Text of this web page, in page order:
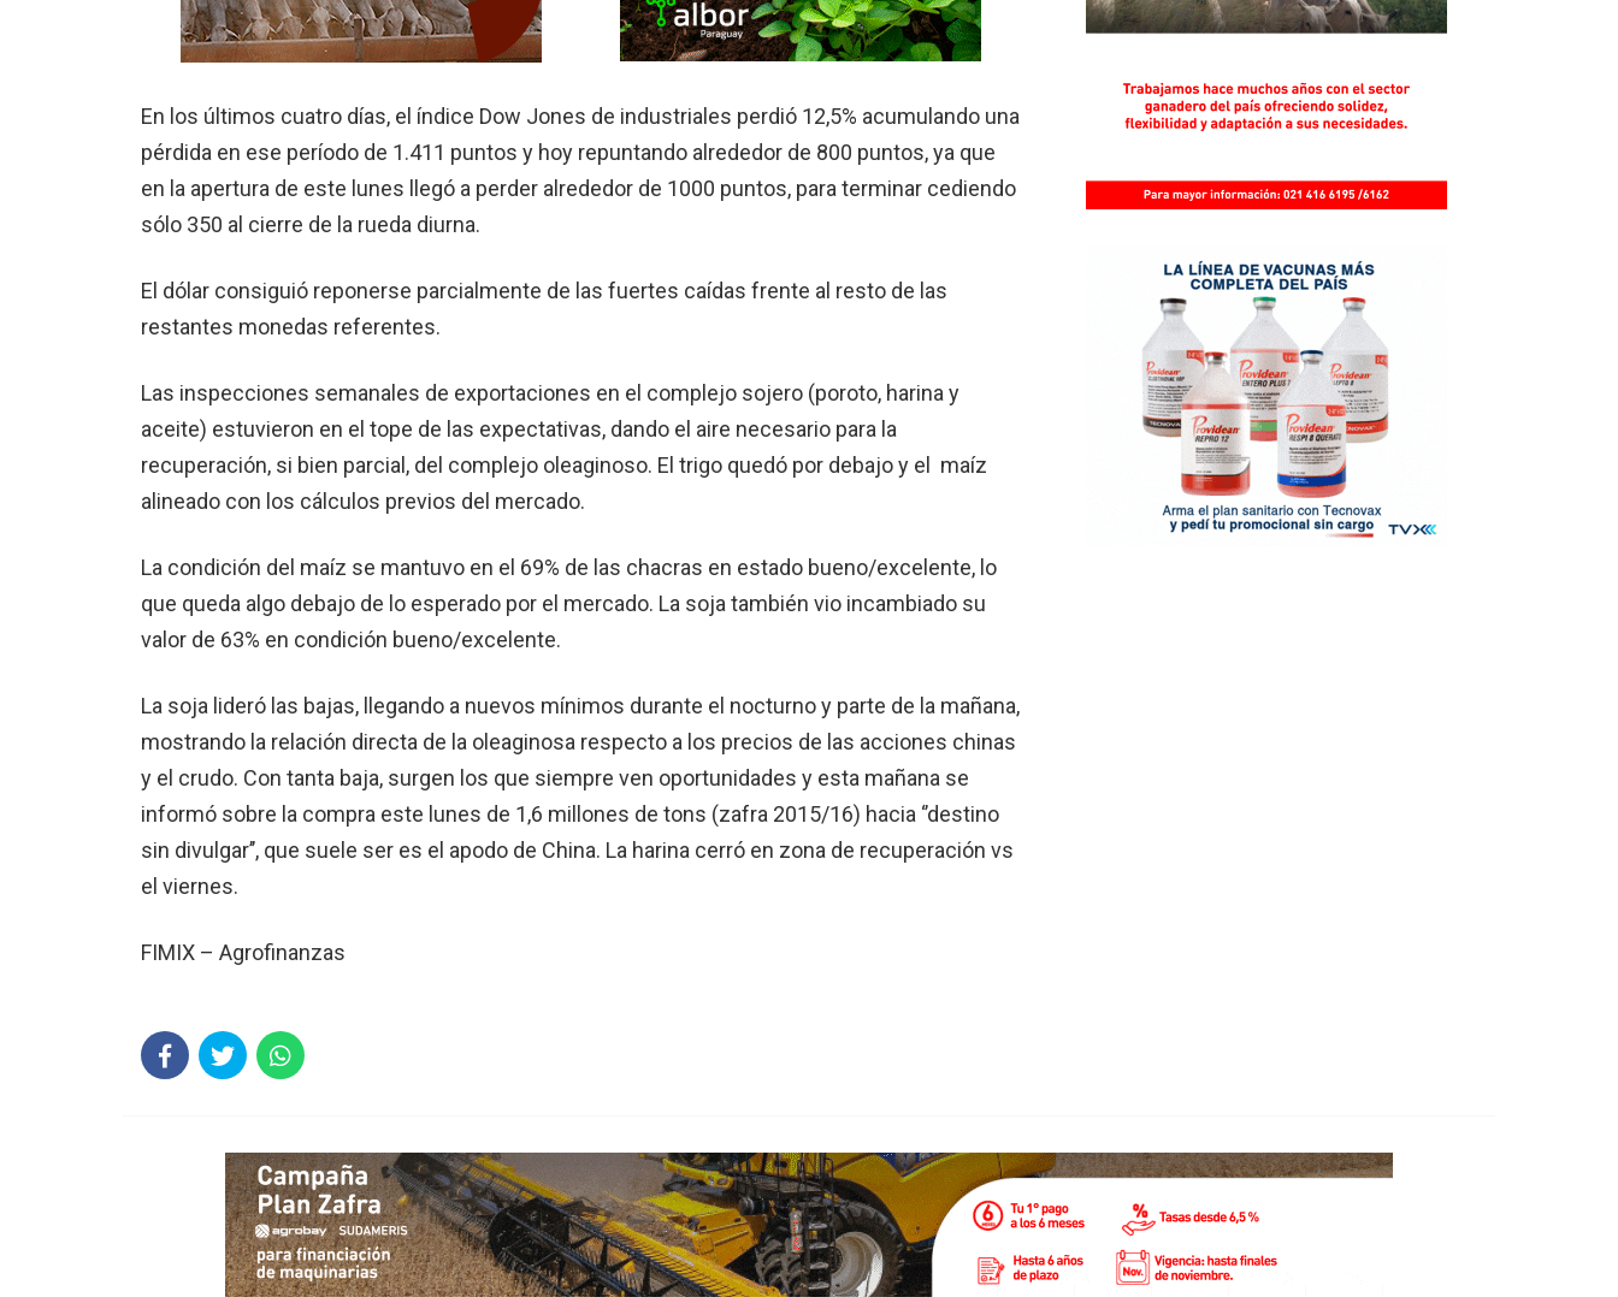
En los últimos cuatro días, el índice Dow Jones de industriales perdió 12,5% acumulando una
pérdida en ese período de 1.411 puntos y hoy repuntando alrededor de 800 puntos, ya que
en la apertura de este lunes llegó a perder alrededor de 1000 puntos, para terminar cediendo
sólo 350 al cierre de la rueda diurna.
El dólar consiguió reponerse parcialmente de las fuertes caídas frente al resto de las
restantes monedas referentes.
Las inspecciones semanales de exportaciones en el complejo sojero (poroto, harina y
aceite) estuvieron en el tope de las expectativas, dando el aire necesario para la
recuperación, si bien parcial, del complejo oleaginoso. El trigo quedó por debajo y el maíz
alineado con los cálculos previos del mercado.
La condición del maíz se mantuvo en el 69% de las chacras en estado bueno/excelente, lo
que queda algo debajo de lo esperado por el mercado. La soja también vio incambiado su
valor de 63% en condición bueno/excelente.
La soja lideró las bajas, llegando a nuevos mínimos durante el nocturno y parte de la mañana,
mostrando la relación directa de la oleaginosa respecto a los precios de las acciones chinas
y el crudo. Con tanta baja, surgen los que siempre ven oportunidades y esta mañana se
informó sobre la compra este lunes de 1,6 millones de tons (zafra 2015/16) hacia ‘’destino
sin divulgar’’, que suele ser es el apodo de China. La harina cerró en zona de recuperación vs
el viernes.
FIMIX – Agrofinanzas